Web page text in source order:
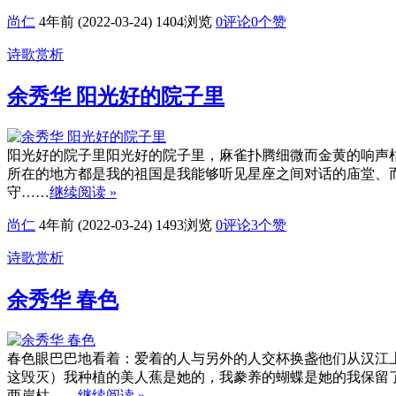
尚仁 4年前 (2022-03-24) 1404浏览 0评论0个赞
诗歌赏析
余秀华 阳光好的院子里
阳光好的院子里阳光好的院子里，麻雀扑腾细微而金黄的响
所在的地方都是我的祖国是我能够听见星座之间对话的庙堂
守……继续阅读 »
尚仁 4年前 (2022-03-24) 1493浏览 0评论3个赞
诗歌赏析
余秀华 春色
春色眼巴巴地看着：爱着的人与另外的人交杯换盏他们从汉
这毁灭）我种植的美人蕉是她的，我豢养的蝴蝶是她的我保